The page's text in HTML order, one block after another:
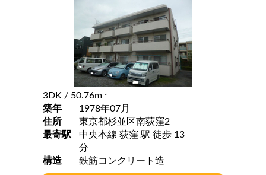
3DK / 50.76m 2
築年
1978年07月
住所
東京都杉並区南荻窪2
最寄駅
中央本線 荻窪 駅 徒歩 13
分
構造
鉄筋コンクリート造